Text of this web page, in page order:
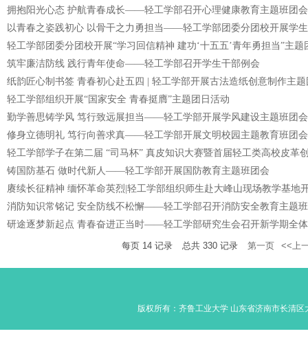
拥抱阳光心态 护航青春成长——轻工学部召开心理健康教育主题班团会
以青春之姿践初心 以骨干之力勇担当——轻工学部团委分团校开展学
轻工学部团委分团校开展“学习回信精神 建功‘十五五’青年勇担当”主题
筑牢廉洁防线 践行青年使命——轻工学部召开学生干部例会
纸韵匠心制书签 青春初心赴五四 | 轻工学部开展古法造纸创意制作主
轻工学部组织开展“国家安全 青春挺膺”主题团日活动
勤学善思铸学风 笃行致远展担当——轻工学部开展学风建设主题班团会
修身立德明礼 笃行向善求真——轻工学部开展文明校园主题教育班团会
轻工学部学子在第二届 “司马杯” 真皮知识大赛暨首届轻工类高校皮革
铸国防基石 做时代新人——轻工学部开展国防教育主题班团会
赓续长征精神 缅怀革命英烈|轻工学部组织师生赴大峰山现场教学基地
消防知识常铭记 安全防线不松懈——轻工学部召开消防安全教育主题
研途逐梦新起点 青春奋进正当时——轻工学部研究生会召开新学期全
每页 14 记录 总共 330 记录 第一页 <<上
版权所有：齐鲁工业大学 山东省济南市长清区